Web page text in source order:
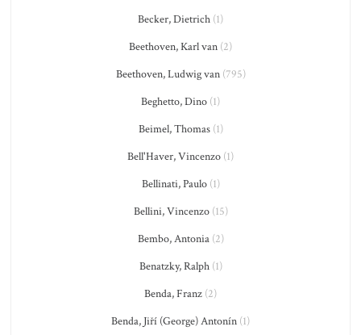
Becker, Dietrich (1)
Beethoven, Karl van (2)
Beethoven, Ludwig van(795)
Beghetto, Dino (1)
Beimel, Thomas(1)
Bell'Haver, Vincenzo (1)
Bellinati, Paulo(1)
Bellini, Vincenzo(15)
Bembo, Antonia(2)
Benatzky, Ralph(1)
Benda, Franz (2)
Benda, Jiří (George) Antonín (1)